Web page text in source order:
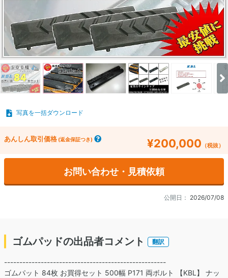
写真を一括ダウンロード
あんしん取引価格 (返金保証つき) ¥200,000 （税抜）
お問い合わせ・見積依頼
公開日： 2026/07/08
ゴムパッドの出品者コメント 翻訳
-----------------------------------------------------
ゴムパット 84枚 お買得セット 500幅 P171 両ボルト 【KBL】 ナッ